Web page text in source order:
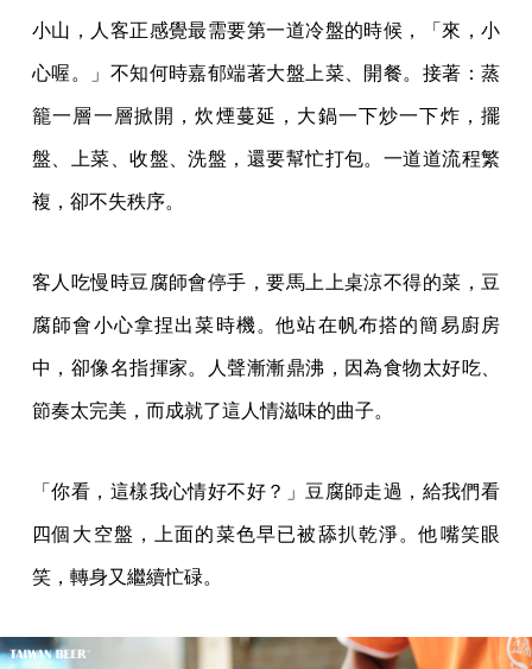
小山，人客正感覺最需要第一道冷盤的時候，「來，小
心喔。」不知何時嘉郁端著大盤上菜、開餐。接著：蒸
籠一層一層掀開，炊煙蔓延，大鍋一下炒一下炸，擺
盤、上菜、收盤、洗盤，還要幫忙打包。一道道流程繁
複，卻不失秩序。
客人吃慢時豆腐師會停手，要馬上上桌涼不得的菜，豆
腐師會小心拿捏出菜時機。他站在帆布搭的簡易廚房
中，卻像名指揮家。人聲漸漸鼎沸，因為食物太好吃、
節奏太完美，而成就了這人情滋味的曲子。
「你看，這樣我心情好不好？」豆腐師走過，給我們看
四個大空盤，上面的菜色早已被舔扒乾淨。他嘴笑眼
笑，轉身又繼續忙碌。